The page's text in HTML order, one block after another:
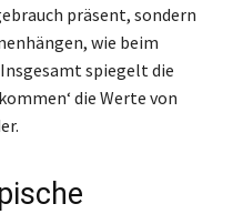
präsent, sondern
wie beim
spiegelt die
die Werte von